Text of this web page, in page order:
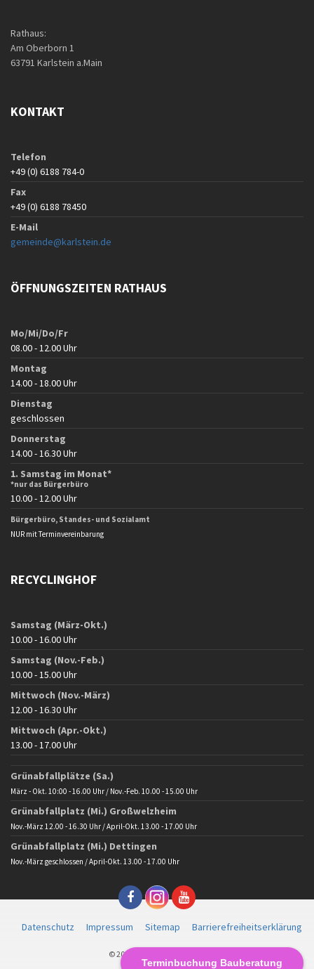
Terminbuchung Bauberatung
Rathaus:
Am Oberborn 1
63791 Karlstein a.Main
KONTAKT
Telefon
+49 (0) 6188 784-0
Fax
+49 (0) 6188 78450
E-Mail
gemeinde@karlstein.de
ÖFFNUNGSZEITEN RATHAUS
Mo/Mi/Do/Fr
08.00 - 12.00 Uhr
Montag
14.00 - 18.00 Uhr
Dienstag
geschlossen
Donnerstag
14.00 - 16.30 Uhr
1. Samstag im Monat*
*nur das Bürgerbüro
10.00 - 12.00 Uhr
Bürgerbüro, Standes- und Sozialamt
NUR mit Terminvereinbarung
RECYCLINGHOF
Samstag (März-Okt.)
10.00 - 16.00 Uhr
Samstag (Nov.-Feb.)
10.00 - 15.00 Uhr
Mittwoch (Nov.-März)
12.00 - 16.30 Uhr
Mittwoch (Apr.-Okt.)
13.00 - 17.00 Uhr
Grünabfallplätze (Sa.)
März - Okt. 10:00 - 16.00 Uhr / Nov.-Feb. 10.00 - 15.00 Uhr
Grünabfallplatz (Mi.) Großwelzheim
Nov.-März 12.00 - 16.30 Uhr / April-Okt. 13.00 - 17.00 Uhr
Grünabfallplatz (Mi.) Dettingen
Nov.-März geschlossen / April-Okt. 13.00 - 17.00 Uhr
Datenschutz Impressum Sitemap Barrierefreiheitserklärung
© 2025 Gemeinde Karlstein